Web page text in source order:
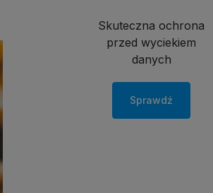
Skuteczna ochrona
przed wyciekiem
danych
Sprawdź